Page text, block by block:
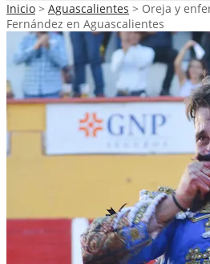
Inicio > Aguascalientes > Oreja y
Fernández en Aguascalientes